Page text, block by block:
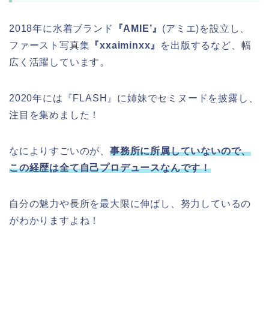
2018年に水着ブランド 『AMIE’』 (アミエ)を設立し、
ファースト写真集 『xxaiminxx』
を出版するなど、幅
広く活躍しています。
2020年には『FLASH』に姉妹でセミヌードを披露し、
注目を集めました！
なによりすごいのが、 事務所に所属していないので、
この経歴は全て自己プロデュースなんです！
自分の魅力や長所を最大限に伸ばし、努力しているの
がわかりますよね！